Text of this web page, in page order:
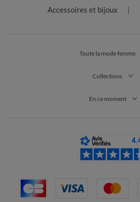
Accessoires et bijoux
Toute la mode femme
Collections
En ce moment